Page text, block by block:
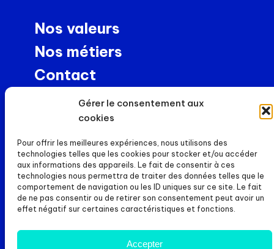
Gérer le consentement aux
cookies
Pour offrir les meilleures expériences, nous utilisons des
technologies telles que les cookies pour stocker et/ou accéder
aux informations des appareils. Le fait de consentir à ces
technologies nous permettra de traiter des données telles que le
comportement de navigation ou les ID uniques sur ce site. Le fait
de ne pas consentir ou de retirer son consentement peut avoir un
effet négatif sur certaines caractéristiques et fonctions.
Accepter
Nos valeurs
Nos métiers
Contact
Usinage de précision
Actualités
Carrières
DOSSIERS